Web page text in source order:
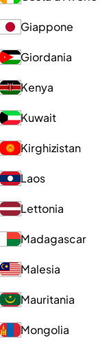
Giappone
Giordania
Kenya
Kuwait
Kirghizistan
Laos
Lettonia
Madagascar
Malesia
Mauritania
Mongolia